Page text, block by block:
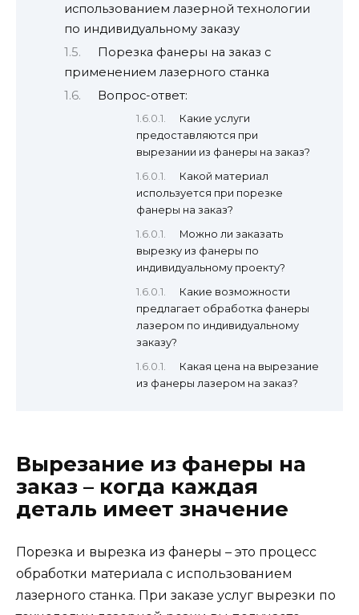
использованием лазерной технологии
по индивидуальному заказу
Порезка фанеры на заказ с
применением лазерного станка
Вопрос-ответ:
Какие услуги
предоставляются при
вырезании из фанеры на заказ?
Какой материал
используется при порезке
фанеры на заказ?
Можно ли заказать
вырезку из фанеры по
индивидуальному проекту?
Какие возможности
предлагает обработка фанеры
лазером по индивидуальному
заказу?
Какая цена на вырезание
из фанеры лазером на заказ?
Вырезание из фанеры на
заказ – когда каждая
деталь имеет значение
Порезка и вырезка из фанеры – это процесс
обработки материала с использованием
лазерного станка. При заказе услуг вырезки по